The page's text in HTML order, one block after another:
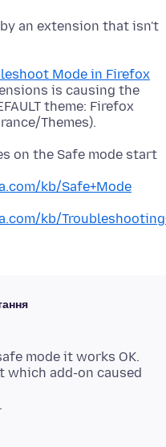
an extension that isn't
Mode in Firefox
is causing the
theme: Firefox
on the Safe mode start
kb/Safe+Mode
kb/
mode it works OK.
add-on caused